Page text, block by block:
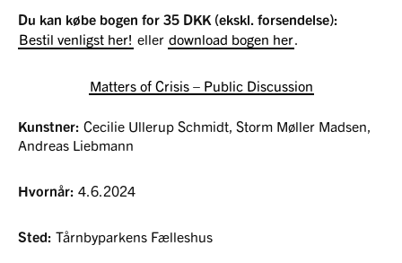
Du kan købe bogen for 35 DKK (ekskl. forsendelse):
Bestil venligst her! eller download bogen her
Matters of Crisis – Public Discussion
Kunstner: Cecilie Ullerup Schmidt, Storm Møller Madsen,
Andreas Liebmann
Hvornår: 4.6.2024
Sted: Tårnbyparkens Fælleshus